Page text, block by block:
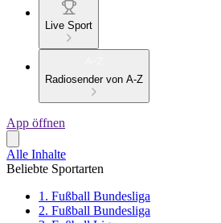
Live Sport
Radiosender von A-Z
App öffnen
Alle Inhalte
Beliebte Sportarten
1. Fußball Bundesliga
2. Fußball Bundesliga